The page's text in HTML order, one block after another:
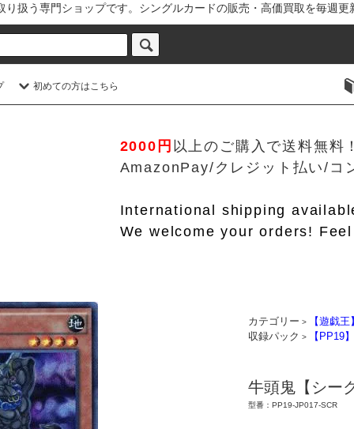
扱う専門ショップです。シングルカードの販売・高価買取を毎週更
初めての方はこちら
2000円 以上のご購入で送料無料
AmazonPay/クレジット払い/コ
International shipping
We welcome your orders!
カテゴリー >
【遊戯
収録パック > 【PP19
牛頭鬼【シー
型番：PP19-JP017-SCR